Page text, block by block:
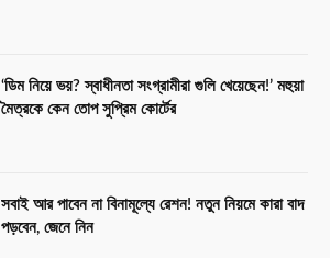
‘ডিম নিয়ে ভয়? স্বাধীনতা সংগ্রামীরা গুলি খেয়েছেন!’ মহুয়া
মৈত্রকে কেন তোপ সুপ্রিম কোর্টের
সবাই আর পাবেন না বিনামূল্যে রেশন! নতুন নিয়মে কারা বাদ
পড়বেন, জেনে নিন